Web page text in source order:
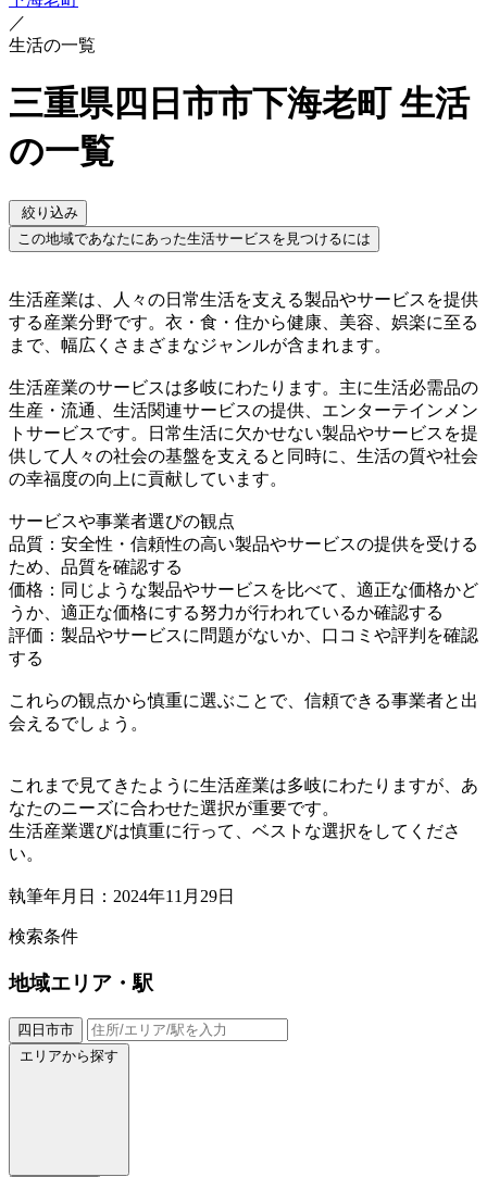
／
生活の一覧
三重県四日市市下海老町 生活
の一覧
絞り込み
この地域であなたにあった生活サービスを見つけるには
生活産業は、人々の日常生活を支える製品やサービスを提供
する産業分野です。衣・食・住から健康、美容、娯楽に至る
まで、幅広くさまざまなジャンルが含まれます。
生活産業のサービスは多岐にわたります。主に生活必需品の
生産・流通、生活関連サービスの提供、エンターテインメン
トサービスです。日常生活に欠かせない製品やサービスを提
供して人々の社会の基盤を支えると同時に、生活の質や社会
の幸福度の向上に貢献しています。
サービスや事業者選びの観点
品質：安全性・信頼性の高い製品やサービスの提供を受ける
ため、品質を確認する
価格：同じような製品やサービスを比べて、適正な価格かど
うか、適正な価格にする努力が行われているか確認する
評価：製品やサービスに問題がないか、口コミや評判を確認
する
これらの観点から慎重に選ぶことで、信頼できる事業者と出
会えるでしょう。
これまで見てきたように生活産業は多岐にわたりますが、あ
なたのニーズに合わせた選択が重要です。
生活産業選びは慎重に行って、ベストな選択をしてくださ
い。
執筆年月日：2024年11月29日
検索条件
地域エリア・駅
四日市市
エリアから探す